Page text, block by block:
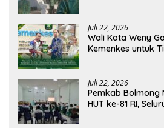
Juli 22, 2026
Wali Kota Weny
Kemenkes untuk
Juli 22, 2026
Pemkab Bolmong
HUT ke-81 RI,